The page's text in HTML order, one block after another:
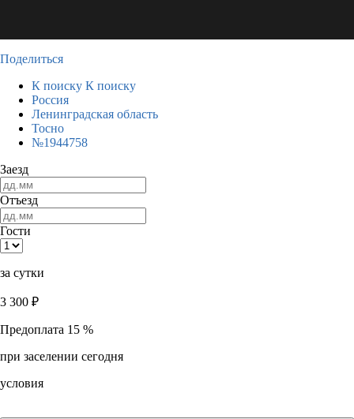
Поделиться
К поиску К поиску
Россия
Ленинградская область
Тосно
№1944758
Заезд
Отъезд
Гости
за сутки
3 300 ₽
Предоплата 15 %
при заселении сегодня
условия